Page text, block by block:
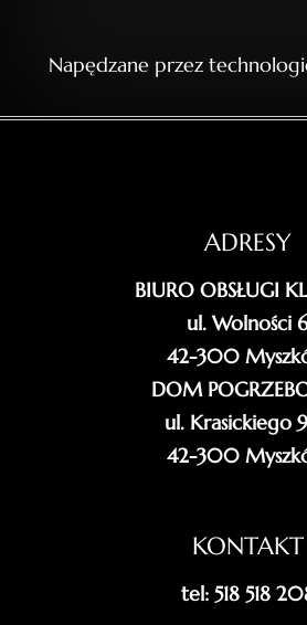
Napędzane przez
ADRESY
BIURO OBSŁUGI
ul. Wolności 6
42-300
DOM
ul. Krasickiego
42-300
KONTAKT
tel: 518 518